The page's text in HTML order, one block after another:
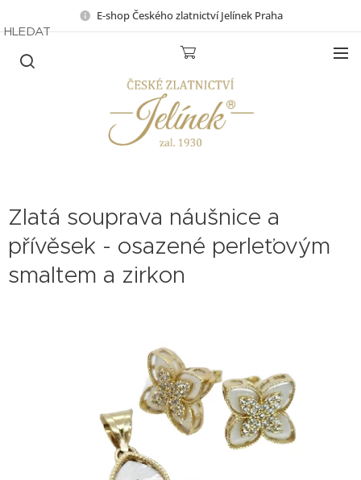
E-shop Českého zlatnictví Jelínek Praha
HLEDAT
Zlatá souprava náušnice a
přívěsek - osazené perleťovým
smaltem a zirkon